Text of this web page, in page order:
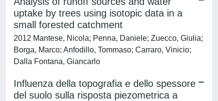
uptake by trees using isotopic data in a
small forested catchment
2012 Mantese, Nicola; Penna, Daniele; Zuecco, Giulia;
Borga, Marco; Anfodillo, Tommaso; Carraro, Vinicio;
Dalla Fontana, Giancarlo
Influenza della topografia e dello spessore
del suolo sulla risposta piezometrica a